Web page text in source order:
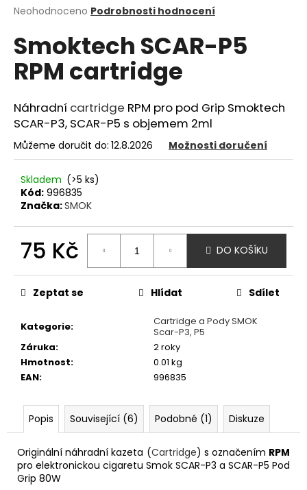
Průměrné
produktu
je
0,0
hvězdiček.
Neohodnoceno Podrobnosti hodnocení
Smoktech SCAR-P5
RPM cartridge
Náhradní cartridge RPM pro pod Grip Smoktech
SCAR-P3, SCAR-P5 s objemem 2ml
Můžeme doručit do: 12.8.2026 Možnosti doručení
Skladem (>5 ks)
Kód: 996835
Značka:SMOK
75 Kč
cena:
DO KOŠÍKU
Kategorie:
Cartridge a Pody SMOK
Scar-P3, P5
Záruka:
2 roky
Hmotnost:
0.01 kg
EAN: 996835
Zeptat se Hlídat Sdílet
Popis Související (6) Podobné (1) Diskuze
Originální náhradní kazeta (Cartridge) s označením RPM
pro elektronickou cigaretu Smok SCAR-P3 a SCAR-P5 Pod
Grip 80W
a
j
í
t
HLEDAT
p
r
u
u
e
m
e
JOYETECH
BF
SS316
ATOMIZER
0,6OHM